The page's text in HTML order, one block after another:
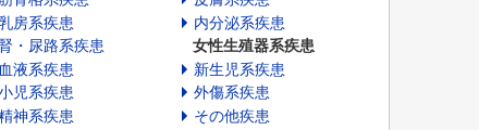
房系疾患
内分泌系疾患
・尿路系疾患
女性生殖器系疾患
血液系疾患
新生児系疾患
児系疾患
外傷系疾患
神系疾患
その他疾患